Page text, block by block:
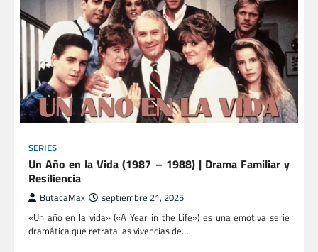
SERIES
Un Año en la Vida (1987 – 1988) | Drama Familiar y
Resiliencia
ButacaMax septiembre 21, 2025
«Un año en la vida» («A Year in the Life») es una emotiva serie
dramática que retrata las vivencias de…